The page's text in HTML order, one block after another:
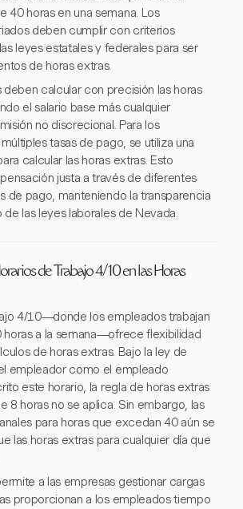
40 horas en una semana. Los
deben cumplir con criterios
leyes estatales y federales para ser
de horas extras.
calcular con precisión las horas
el salario base más cualquier
no discrecional. Para los
tasas de pago, se utiliza una
calcular las horas extras. Esto
justa a través de diferentes
de pago, manteniendo la transparencia
las leyes laborales de Nevada.
de Trabajo 4/10 en las Horas
4/10—donde los empleados trabajan
horas a la semana—ofrece flexibilidad
de horas extras. Bajo la ley de
empleador como el empleado
este horario, la regla de horas extras
8 horas no se aplica. Sin embargo, las
para horas que excedan 40 aún se
las horas extras para cualquier día que
a las empresas gestionar cargas
proporcionan a los empleados tiempo